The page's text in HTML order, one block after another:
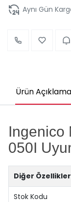
Aynı Gün
Ürün
Ingenico
050I
Diğer Özellikler
Stok Kodu